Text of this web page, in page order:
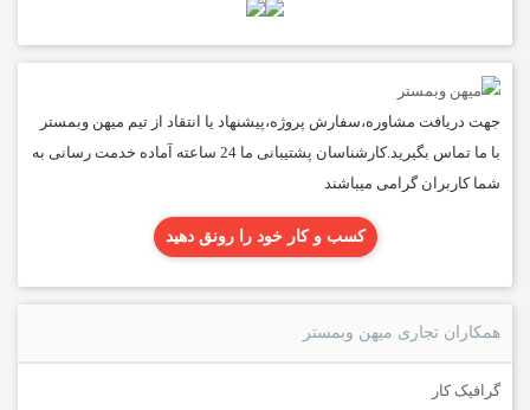
جهت دریافت مشاوره،سفارش پروژه،پیشنهاد یا انتقاد از تیم میهن وبمستر
با ما تماس بگیرید.کارشناسان پشتیبانی ما 24 ساعته آماده خدمت رسانی به
شما کاربران گرامی میباشند
کسب و کار خود را رونق دهید
همکاران تجاری میهن وبمستر
گرافیک کار